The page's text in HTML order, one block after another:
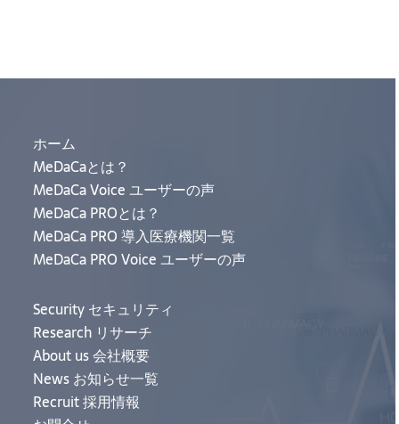
ホーム
MeDaCaとは？
MeDaCa Voice ユーザーの声
MeDaCa PROとは？
MeDaCa PRO 導入医療機関一覧
MeDaCa PRO Voice ユーザーの声
Security セキュリティ
Research リサーチ
About us 会社概要
News お知らせ一覧
Recruit 採用情報